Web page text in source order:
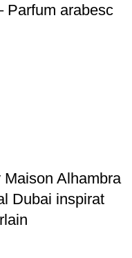
Parfum arabesc
Alhambra
Dubai inspirat